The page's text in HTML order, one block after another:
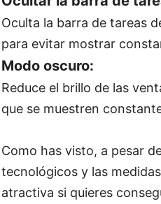
Oculta la barra de tareas
para evitar mostrar
Modo oscuro:
Reduce el brillo de las
que se muestren
Como has visto, a pesar
tecnológicos y las
atractiva si quieres